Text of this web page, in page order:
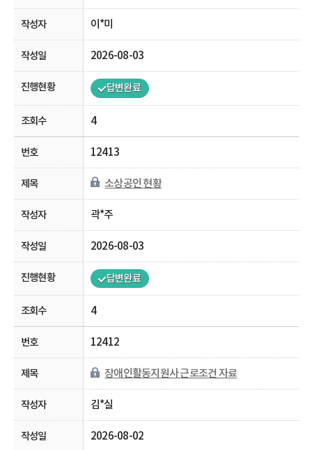
이*미
2026-08-03
답변완료
4
12413
소상공인 현황
곽*주
2026-08-03
답변완료
4
12412
장애인활동지원사 근로조건 자료
김*실
2026-08-02